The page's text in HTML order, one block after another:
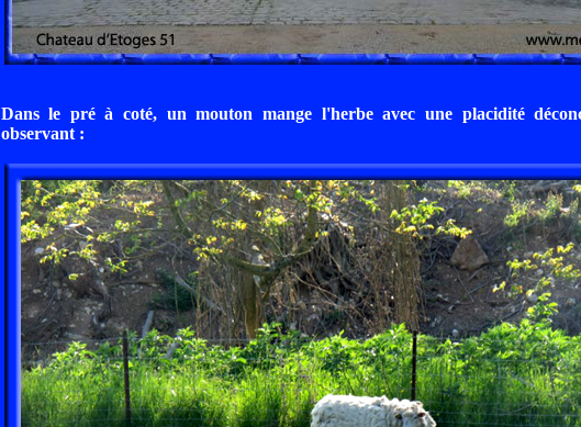
Dans le pré à coté, un mouton mange l'herbe avec une placidité
observant :